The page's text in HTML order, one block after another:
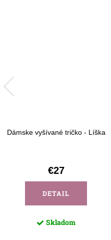
Dámske vyšívané tričko - Líška
€27
DETAIL
Skladom